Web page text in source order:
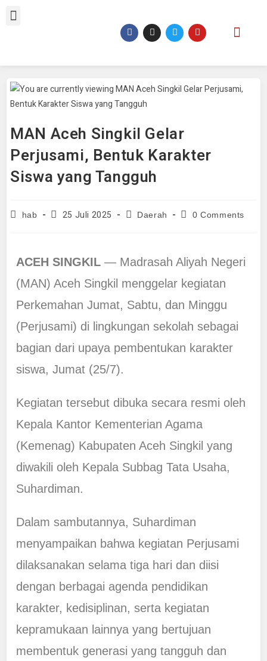
MAN Aceh Singkil Gelar
Perjusami, Bentuk Karakter
Siswa yang Tangguh
hab 25 Juli 2025 Daerah 0 Comments
ACEH SINGKIL — Madrasah Aliyah Negeri
(MAN) Aceh Singkil menggelar kegiatan
Perkemahan Jumat, Sabtu, dan Minggu
(Perjusami) di lingkungan sekolah sebagai
bagian dari upaya pembentukan karakter
siswa, Jumat (25/7).
Kegiatan tersebut dibuka secara resmi oleh
Kepala Kantor Kementerian Agama
(Kemenag) Kabupaten Aceh Singkil yang
diwakili oleh Kepala Subbag Tata Usaha,
Suhardiman.
Dalam sambutannya, Suhardiman
menyampaikan bahwa kegiatan Perjusami
dilaksanakan selama tiga hari dan diisi
dengan berbagai agenda pendidikan
karakter, kedisiplinan, serta kegiatan
kepramukaan lainnya yang bertujuan
membentuk generasi yang tangguh dan